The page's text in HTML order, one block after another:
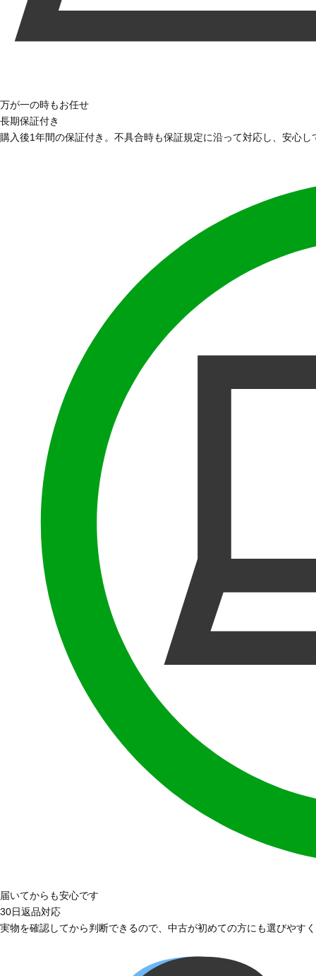
万が一の時もお任せ
長期保証付き
購入後1年間の保証付き。不具合時も保証規定に沿って対応し、安心
届いてからも安心です
30日返品対応
実物を確認してから判断できるので、中古が初めての方にも選びやす